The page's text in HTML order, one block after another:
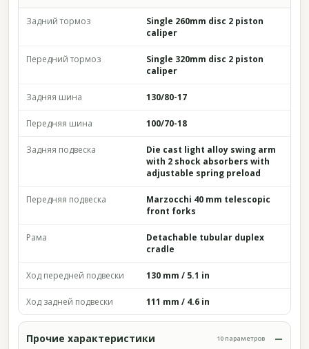
Задний тормоз
Single 260mm disc 2 piston
caliper
Передний тормоз
Single 320mm disc 2 piston
caliper
Задняя шина 130/80-17
Передняя шина 100/70-18
Задняя подвеска
Die cast light alloy swing arm
with 2 shock absorbers with
adjustable spring preload
Передняя подвеска
Marzocchi 40 mm telescopic
front forks
Рама
Detachable tubular duplex
cradle
Ход передней подвески 130 mm / 5.1 in
Ход задней подвески 111 mm / 4.6 in
Прочие характеристики 10 параметров